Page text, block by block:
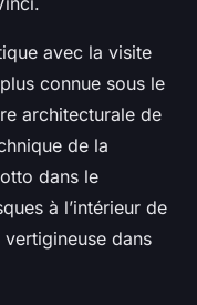
avec la visite
connue sous le
architecturale de
de la
dans le
à l’intérieur de
dans